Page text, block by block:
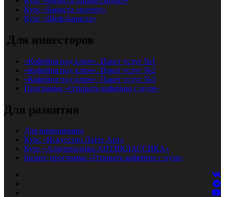
Курс «Бариста эксперт»
Курс «Шеф-бариста»
Для инвесторов
«Кофейня под ключ». Пакет услуг №1
«Кофейня под ключ». Пакет услуг №2
«Кофейня под ключ». Пакет услуг №3
Программа «Открыть кофейню с нуля»
Для развития
Для начинающих
Курс «Искусство Латте Арт»
Курс «Альтернатива-АНТИКЛАССИКА»
Бизнес программа «Открыть кофейню с нуля»